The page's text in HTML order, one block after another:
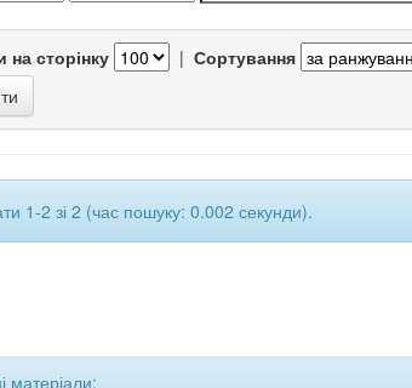
на сторінку | Сортування
1-2 зі 2 (час пошуку: 0.002 секунди).
матеріали: